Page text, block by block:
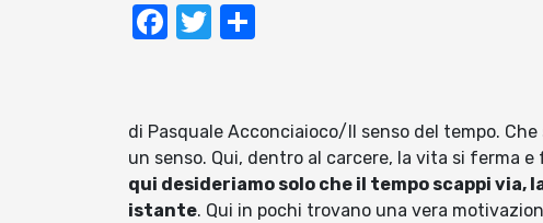
Facebook
Twitter
di Pasquale Acconciaioco/Il senso del tempo. Che
un senso. Qui, dentro al carcere, la vita si ferma
qui desideriamo solo che il tempo scappi via,
istante. Qui in pochi trovano una vera